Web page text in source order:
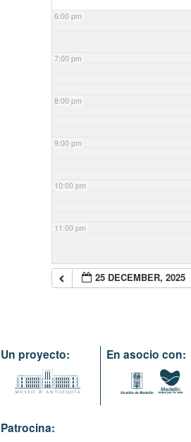
6:00 pm
7:00 pm
8:00 pm
9:00 pm
10:00 pm
11:00 pm
25 DECEMBER, 2025
Un proyecto: En asocio con:
Patrocina: